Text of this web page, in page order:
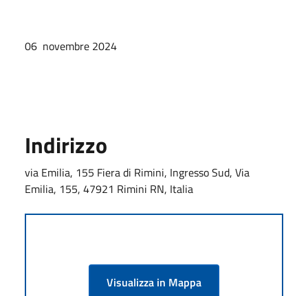
06 novembre 2024
Indirizzo
via Emilia, 155 Fiera di Rimini, Ingresso Sud, Via
Emilia, 155, 47921 Rimini RN, Italia
Visualizza in Mappa